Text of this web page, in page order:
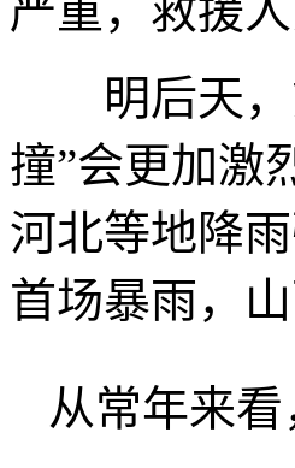
严重，救援
明后天，
撞”会更加激
河北等地降
首场暴雨，
从常年来